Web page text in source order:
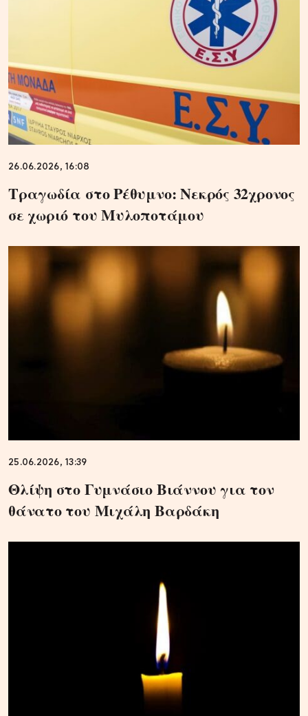
26.06.2026, 16:08
Τραγωδία στο Ρέθυμνο: Νεκρός 32χρονος
σε χωριό του Μυλοποτάμου
25.06.2026, 13:39
Θλίψη στο Γυμνάσιο Βιάννου για τον
θάνατο του Μιχάλη Βαρδάκη